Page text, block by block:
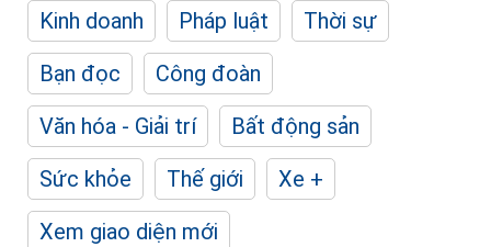
Kinh doanh
Pháp luật
Thời sự
Bạn đọc
Công đoàn
Văn hóa - Giải trí
Bất động sản
Sức khỏe
Thế giới
Xe +
Xem giao diện mới